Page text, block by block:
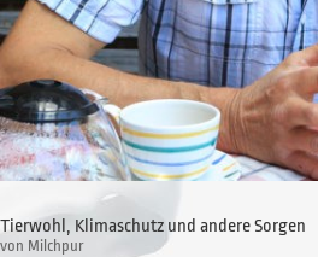
Tierwohl, Klimaschutz und andere Sorgen
von Milchpur